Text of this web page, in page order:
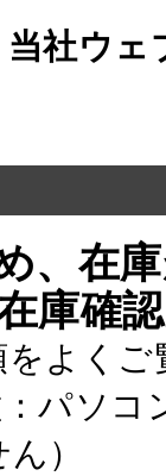
当社ウェ
、在
庫確
をよくご
パソ
）